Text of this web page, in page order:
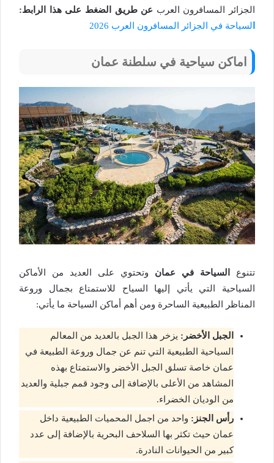
الجزائر المسافرون العرب عن طريق الضغط على هذا الرابط:
لسياحة في الجزائر المسافرون العرب 2026
اماكن سياحية في سلطنة عمان
تتنوع السياحة في عمان وتحتوي على العديد من الأماكن
السياحية التي يأتي إليها السياح للاستمتاع بجمال وروعة
المناظر الطبيعية الساحرة ومن أهم أماكن السياحة ما يأتي:
الجبل الأخضر: يزخر هذا الجبل بالعديد من المعالم
السياحية الطبيعية التي تنم عن جمال وروعة الطبيعة في
عمان خاصة تسلق الجبل الأخضر والاستمتاع بهذه
المشاهد من الأعلى بالإضافة إلى وجود قمم جبلية والعديد
من الوديان الخضراء.
رأس الجنز: واحد من اجمل المحميات الطبيعية داخل
عمان حيث تكثر بها السلاحف البحرية بالإضافة إلى عدد
كبير من الحيوانات النادرة.